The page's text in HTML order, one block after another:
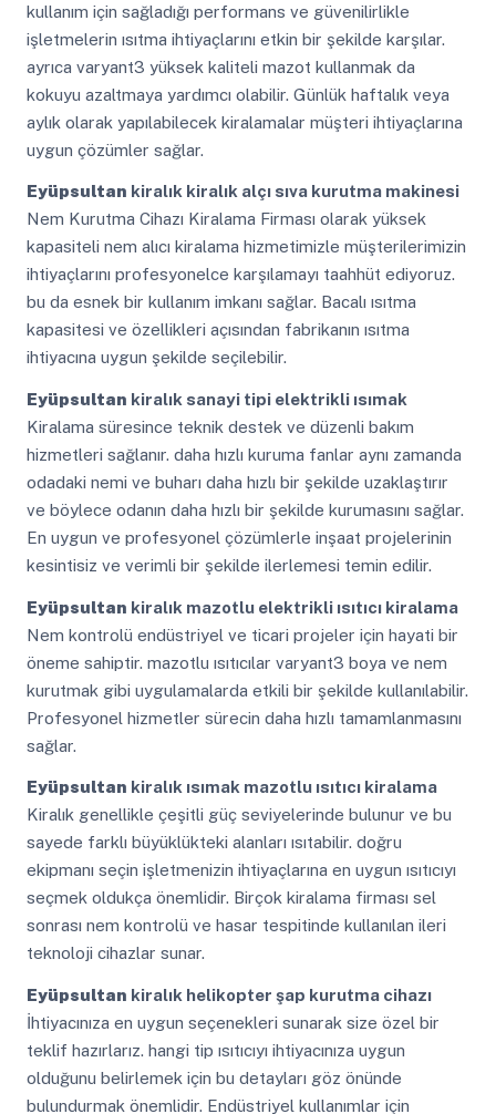
kullanım için sağladığı performans ve güvenilirlikle
işletmelerin ısıtma ihtiyaçlarını etkin bir şekilde karşılar.
ayrıca varyant3 yüksek kaliteli mazot kullanmak da
kokuyu azaltmaya yardımcı olabilir. Günlük haftalık veya
aylık olarak yapılabilecek kiralamalar müşteri ihtiyaçlarına
uygun çözümler sağlar.
Eyüpsultan kiralık kiralık alçı sıva kurutma makinesi
Nem Kurutma Cihazı Kiralama Firması olarak yüksek
kapasiteli nem alıcı kiralama hizmetimizle müşterilerimizin
ihtiyaçlarını profesyonelce karşılamayı taahhüt ediyoruz.
bu da esnek bir kullanım imkanı sağlar. Bacalı ısıtma
kapasitesi ve özellikleri açısından fabrikanın ısıtma
ihtiyacına uygun şekilde seçilebilir.
Eyüpsultan kiralık sanayi tipi elektrikli ısımak
Kiralama süresince teknik destek ve düzenli bakım
hizmetleri sağlanır. daha hızlı kuruma fanlar aynı zamanda
odadaki nemi ve buharı daha hızlı bir şekilde uzaklaştırır
ve böylece odanın daha hızlı bir şekilde kurumasını sağlar.
En uygun ve profesyonel çözümlerle inşaat projelerinin
kesintisiz ve verimli bir şekilde ilerlemesi temin edilir.
Eyüpsultan kiralık mazotlu elektrikli ısıtıcı kiralama
Nem kontrolü endüstriyel ve ticari projeler için hayati bir
öneme sahiptir. mazotlu ısıtıcılar varyant3 boya ve nem
kurutmak gibi uygulamalarda etkili bir şekilde kullanılabilir.
Profesyonel hizmetler sürecin daha hızlı tamamlanmasını
sağlar.
Eyüpsultan kiralık ısımak mazotlu ısıtıcı kiralama
Kiralık genellikle çeşitli güç seviyelerinde bulunur ve bu
sayede farklı büyüklükteki alanları ısıtabilir. doğru
ekipmanı seçin işletmenizin ihtiyaçlarına en uygun ısıtıcıyı
seçmek oldukça önemlidir. Birçok kiralama firması sel
sonrası nem kontrolü ve hasar tespitinde kullanılan ileri
teknoloji cihazlar sunar.
Eyüpsultan kiralık helikopter şap kurutma cihazı
İhtiyacınıza en uygun seçenekleri sunarak size özel bir
teklif hazırlarız. hangi tip ısıtıcıyı ihtiyacınıza uygun
olduğunu belirlemek için bu detayları göz önünde
bulundurmak önemlidir. Endüstriyel kullanımlar için